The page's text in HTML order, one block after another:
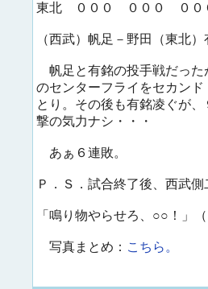
東北 ０００ ０００ ００
（西武）帆足－野田（東北
帆足と有銘の投手戦だった
のセンターフライをセカン
とり。その後も有銘凌ぐが
撃の気力ナシ・・・
あぁ６連敗。
Ｐ．Ｓ．試合終了後、西武側
「鳴り物やらせろ、○○！」
写真まとめ： こちら。